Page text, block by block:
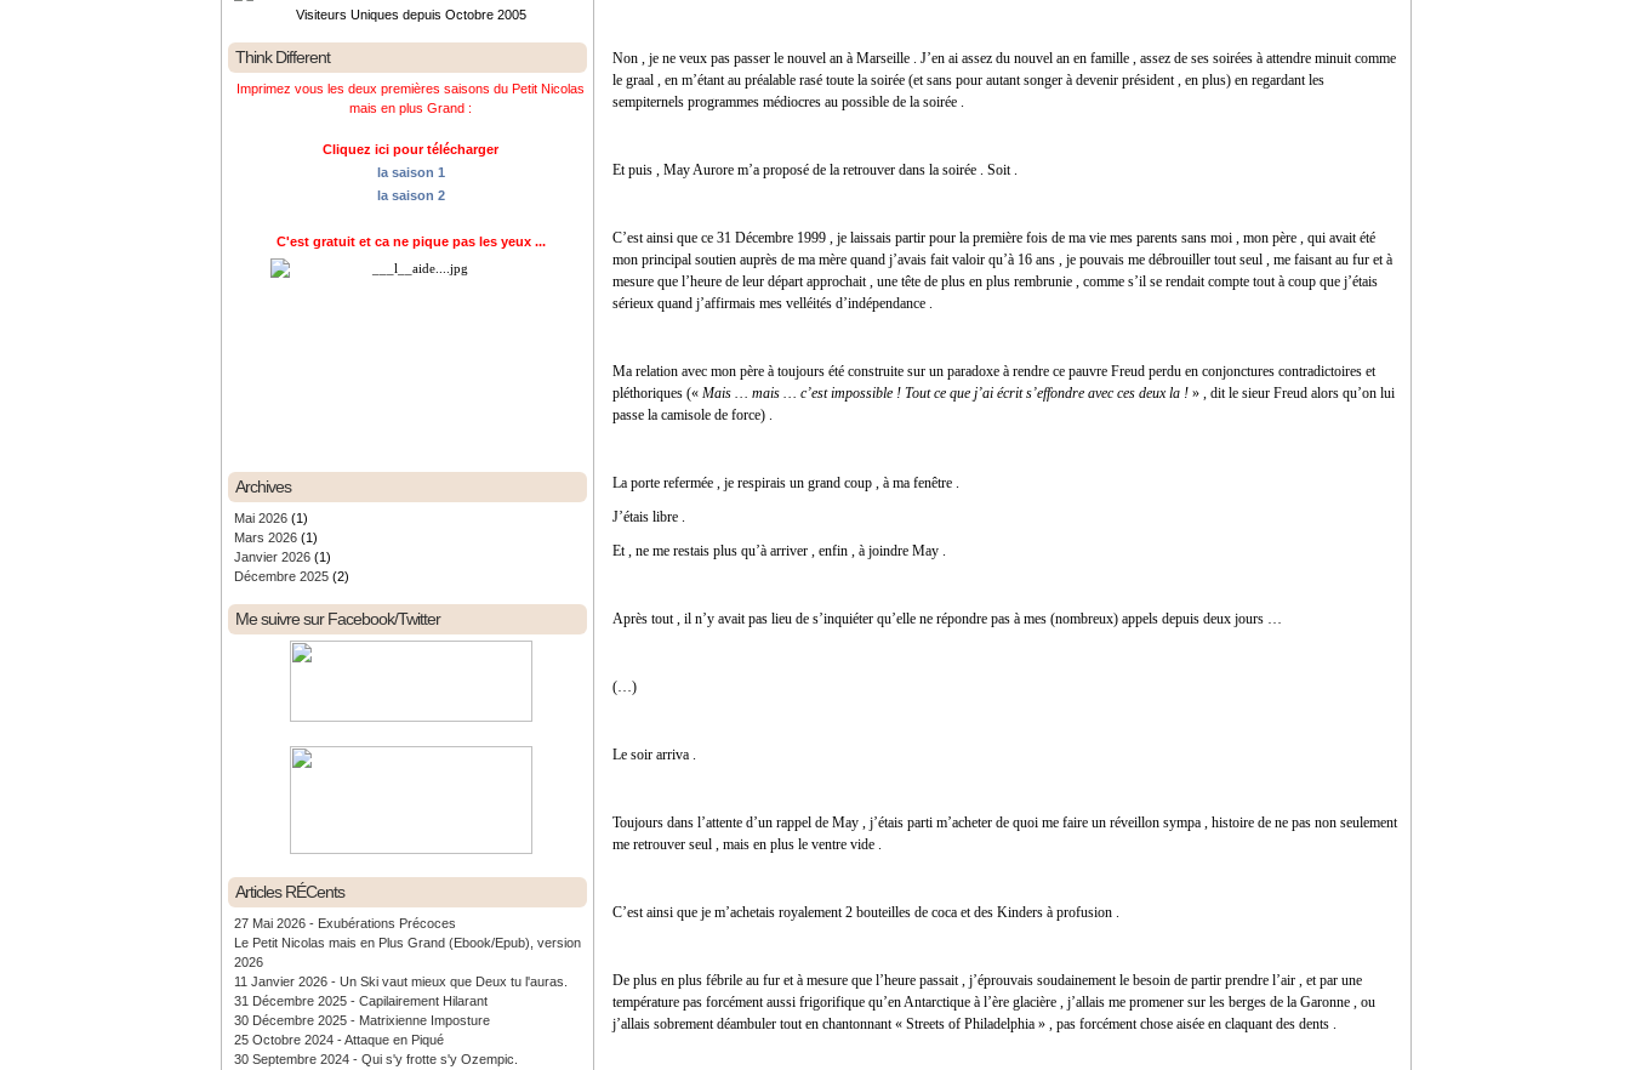
Visiteurs Uniques depuis Octobre 2005
Think Different
Imprimez vous les deux premières saisons du Petit Nicolas
mais en plus Grand :
Cliquez ici pour télécharger
la saison 1
la saison 2
C'est gratuit et ca ne pique pas les yeux ...
Archives
Mai 2026 (1)
Mars 2026 (1)
Janvier 2026 (1)
Décembre 2025 (2)
Me suivre sur Facebook/Twitter
Articles RÉCents
27 Mai 2026 - Exubérations Précoces
Le Petit Nicolas mais en Plus Grand (Ebook/Epub), version
2026
11 Janvier 2026 - Un Ski vaut mieux que Deux tu l'auras.
31 Décembre 2025 - Capilairement Hilarant
30 Décembre 2025 - Matrixienne Imposture
25 Octobre 2024 - Attaque en Piqué
30 Septembre 2024 - Qui s'y frotte s'y Ozempic.
Non , je ne veux pas passer le nouvel an à Marseille . J’en ai assez du nouvel an en famille , assez de ses soirées à attendre minuit comme
le graal , en m’étant au préalable rasé toute la soirée (et sans pour autant songer à devenir président , en plus) en regardant les
sempiternels programmes médiocres au possible de la soirée .
Et puis , May Aurore m’a proposé de la retrouver dans la soirée . Soit .
C’est ainsi que ce 31 Décembre 1999 , je laissais partir pour la première fois de ma vie mes parents sans moi , mon père , qui avait été
mon principal soutien auprès de ma mère quand j’avais fait valoir qu’à 16 ans , je pouvais me débrouiller tout seul , me faisant au fur et à
mesure que l’heure de leur départ approchait , une tête de plus en plus rembrunie , comme s’il se rendait compte tout à coup que j’étais
sérieux quand j’affirmais mes velléités d’indépendance .
Ma relation avec mon père à toujours été construite sur un paradoxe à rendre ce pauvre Freud perdu en conjonctures contradictoires et
pléthoriques (« Mais … mais … c’est impossible ! Tout ce que j’ai écrit s’effondre avec ces deux la ! » , dit le sieur Freud alors qu’on lui
passe la camisole de force) .
La porte refermée , je respirais un grand coup , à ma fenêtre .
J’étais libre .
Et , ne me restais plus qu’à arriver , enfin , à joindre May .
Après tout , il n’y avait pas lieu de s’inquiéter qu’elle ne répondre pas à mes (nombreux) appels depuis deux jours …
(…)
Le soir arriva .
Toujours dans l’attente d’un rappel de May , j’étais parti m’acheter de quoi me faire un réveillon sympa , histoire de ne pas non seulement
me retrouver seul , mais en plus le ventre vide .
C’est ainsi que je m’achetais royalement 2 bouteilles de coca et des Kinders à profusion .
De plus en plus fébrile au fur et à mesure que l’heure passait , j’éprouvais soudainement le besoin de partir prendre l’air , et par une
température pas forcément aussi frigorifique qu’en Antarctique à l’ère glacière , j’allais me promener sur les berges de la Garonne , ou
j’allais sobrement déambuler tout en chantonnant « Streets of Philadelphia » , pas forcément chose aisée en claquant des dents .